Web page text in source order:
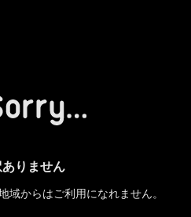
ありません
域からはご利用になれません。